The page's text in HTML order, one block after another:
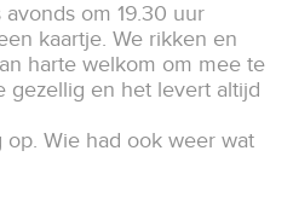
avonds om 19.30 uur
kaartje. We rikken en
harte welkom om mee te
gezellig en het levert altijd
op. Wie had ook weer wat